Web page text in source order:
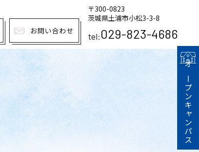
お問い合わせ
〒300-0823
茨城県土浦市小松3-3-8
tel:029-823-4686
オープンキャンパス